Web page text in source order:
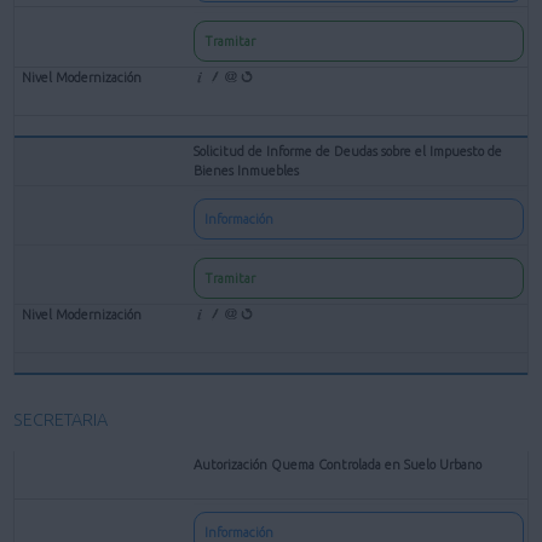
Tramitar
Solicitud de Informe de Deudas sobre el Impuesto de
Bienes Inmuebles
Información
Tramitar
SECRETARIA
Autorización Quema Controlada en Suelo Urbano
Información